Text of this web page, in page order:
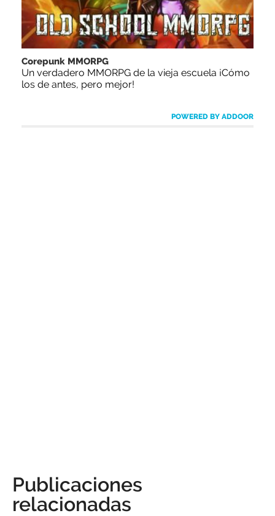
Corepunk MMORPG
Un verdadero MMORPG de la vieja escuela ¡Cómo
los de antes, pero mejor!
POWERED BY ADDOOR
Publicaciones
relacionadas